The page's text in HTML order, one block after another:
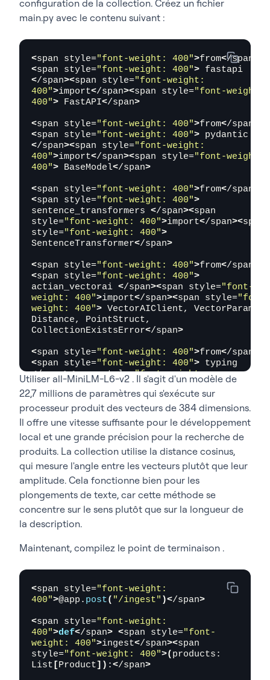
configuration de la collection. Créez un fichier
main.py avec le contenu suivant :
<span style="font-weight: 400">from</span
<span style="font-weight: 400">
</span><span style="font-weight:
400">import</span><span style="font-weight:
400"> FastAPI</span>
<span style="font-weight: 400">from</span
<span style="font-weight: 400">
</span><span style="font-weight:
400">import</span><span style="font-weight:
400"> BaseModel</span>
<span style="font-weight: 400">from</span
<span style="font-weight: 400">
sentence_transformers </span><span
style="font-weight: 400">import</span><span
style="font-weight: 400">
SentenceTransformer</span>
<span style="font-weight: 400">from</span
<span style="font-weight: 400">
actian_vectorai </span><span style="font-
weight: 400">import</span><span style="font-
weight: 400"> VectorAIClient, VectorParams,
Distance, PointStruct,
CollectionExistsError</span>
<span style="font-weight: 400">from</span
<span style="font-weight: 400">
</span><span style="font-weight:
400" >import</span>< span style="font-weight:
400"> List</span>
<span style= "font-weight: 400" from /span
<span style="font-weight: 400">
</span><span style="font-weight:
400"> import</span><span style="font-weight:
400"
asynccontextmanager /span >
<span style="font-weight: 400">
</span><span style="font-weight:
> "products_collection" /span
<span style=
400">384</span> <span style="font-weight:
dimensional vectors</span>
<span style= "font-weight: 400"
model =
SentenceTransformer(</span><span
</span ><span style="font-weight: 400"
</span>
<span style="font-weight: 400">class
<span style="font-weight:
Utiliser all-MiniLM-L6-v2 . Il s'agit d'un modèle de
22,7 millions de paramètres qui s'exécute sur
processeur produit des vecteurs de 384 dimensions.
Il offre une vitesse suffisante pour le développement
local et une grande précision pour la recherche de
produits. La collection utilise la distance cosinus,
qui mesure l'angle entre les vecteurs plutôt que leur
amplitude. Cela fonctionne bien pour les
plongements de texte, car cette méthode se
concentre sur le sens plutôt que sur la longueur de
la description.
Maintenant, compilez le point de terminaison .
<span style="font-weight:
400">@app. post( "/ingest" )</span>
<span style="font-weight:
400">def</span> <span style="font-
weight: 400">ingest</span><span
style="font-weight: 400">( products:
List [Product]) :</span>